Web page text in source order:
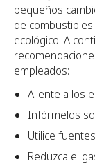
pequeños
de
ecológico. A
empleados:
Aliente a los
Infórmelos
Utilice
Reduzca el